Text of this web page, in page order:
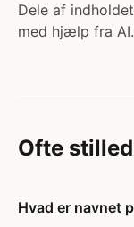
Dele af
med hjælp fra AI.
Ofte
Hvad er navnet